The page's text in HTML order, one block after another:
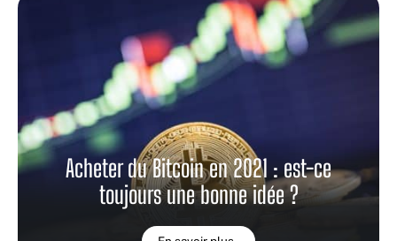
Acheter du Bitcoin en 2021 : est-ce
toujours une bonne idée ?